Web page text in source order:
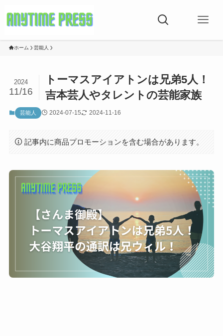
ホーム 芸能人
トーマスアイアトンは兄弟5人！
吉本芸人やタレントの芸能家族
2024
11/16
芸能人 2024-07-15 2024-11-16
記事内に商品プロモーションを含む場合があります。